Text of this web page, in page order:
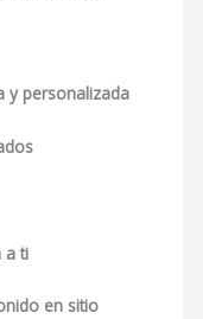
y personalizada
a ti
en sitio